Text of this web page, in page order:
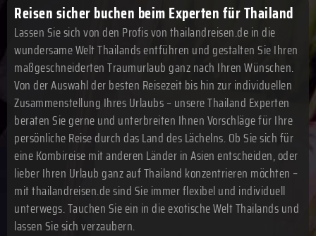
Reisen sicher buchen beim Experten für Thailand
Lassen Sie sich von den Profis von thailandreisen.de in die
wundersame Welt Thailands entführen und gestalten Sie Ihren
maßgeschneiderten Traumurlaub ganz nach Ihren Wünschen.
Von der Auswahl der besten Reisezeit bis hin zur individuellen
Zusammenstellung Ihres Urlaubs – unsere Thailand Experten
beraten Sie gerne und unterbreiten Ihnen Vorschläge für Ihre
persönliche Reise durch das Land des Lächelns. Ob Sie sich für
eine Kombireise mit anderen Länder in Asien entscheiden, oder
lieber Ihren Urlaub ganz auf Thailand konzentrieren möchten –
mit thailandreisen.de sind Sie immer flexibel und individuell
unterwegs. Tauchen Sie ein in die exotische Welt Thailands und
lassen Sie sich verzaubern.